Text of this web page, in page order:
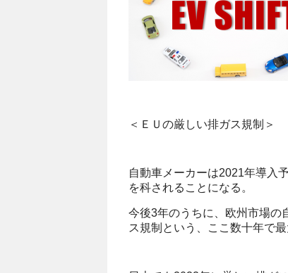
＜ＥＵの厳しい排ガス規制＞
自動車メーカーは2021年導入
を科されることになる。
今後3年のうちに、欧州市場の
ス規制という、ここ数十年で